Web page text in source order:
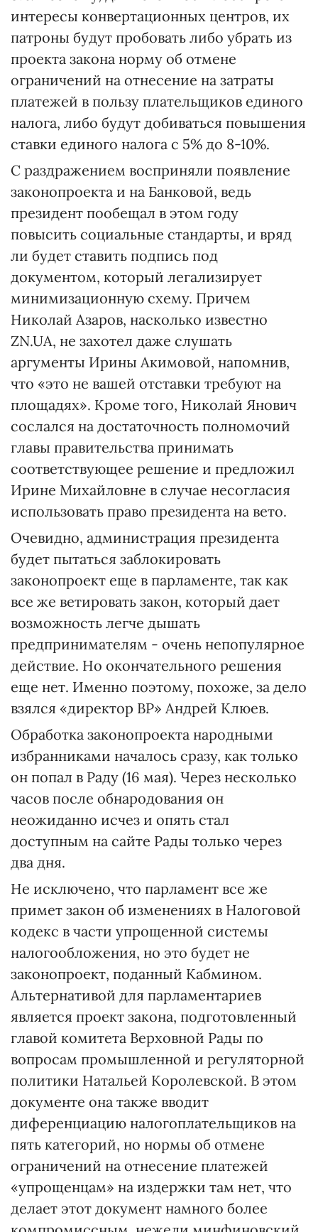
интересы конвертационных центров, их
патроны будут пробовать либо убрать из
проекта закона норму об отмене
ограничений на отнесение на затраты
платежей в пользу плательщиков единого
налога, либо будут добиваться повышения
ставки единого налога с 5% до 8-10%.
С раздражением восприняли появление
законопроекта и на Банковой, ведь
президент пообещал в этом году
повысить социальные стандарты, и вряд
ли будет ставить подпись под
документом, который легализирует
минимизационную схему. Причем
Николай Азаров, насколько известно
ZN.UA, не захотел даже слушать
аргументы Ирины Акимовой, напомнив,
что «это не вашей отставки требуют на
площадях». Кроме того, Николай Янович
сослался на достаточность полномочий
главы правительства принимать
соответствующее решение и предложил
Ирине Михайловне в случае несогласия
использовать право президента на вето.
Очевидно, администрация президента
будет пытаться заблокировать
законопроект еще в парламенте, так как
все же ветировать закон, который дает
возможность легче дышать
предпринимателям - очень непопулярное
действие. Но окончательного решения
еще нет. Именно поэтому, похоже, за дело
взялся «директор ВР» Андрей Клюев.
Обработка законопроекта народными
избранниками началось сразу, как только
он попал в Раду (16 мая). Через несколько
часов после обнародования он
неожиданно исчез и опять стал
доступным на сайте Рады только через
два дня.
Не исключено, что парламент все же
примет закон об изменениях в Налоговой
кодекс в части упрощенной системы
налогообложения, но это будет не
законопроект, поданный Кабмином.
Альтернативой для парламентариев
является проект закона, подготовленный
главой комитета Верховной Рады по
вопросам промышленной и регуляторной
политики Натальей Королевской. В этом
документе она также вводит
диференциацию налогоплательщиков на
пять категорий, но нормы об отмене
ограничений на отнесение платежей
«упрощенцам» на издержки там нет, что
делает этот документ намного более